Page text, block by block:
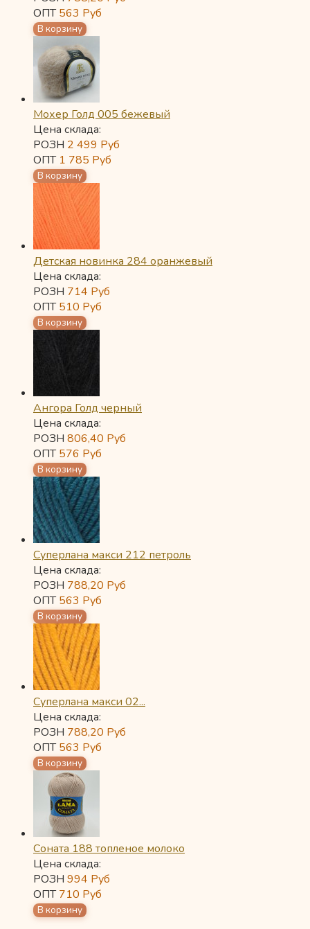
ОПТ563 Руб
Мохер Голд 005 бежевый
Цена склада:
РОЗН 2 499 Руб
ОПТ 1 785 Руб
Детская новинка 284 оранжевый
Цена склада:
РОЗН 714 Руб
ОПТ510 Руб
Ангора Голд черный
Цена склада:
РОЗН 806,40 Руб
ОПТ576 Руб
Суперлана макси 212 петроль
Цена склада:
РОЗН 788,20 Руб
ОПТ563 Руб
Суперлана макси 02...
Цена склада:
РОЗН 788,20 Руб
ОПТ563 Руб
Соната 188 топленое молоко
Цена склада:
РОЗН 994 Руб
ОПТ710 Руб